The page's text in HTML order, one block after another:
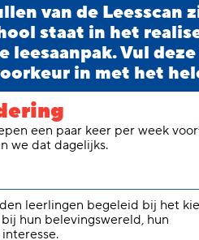
van de Leesscan
staat in het
leesaanpak. Vul deze
in met het
een paar keer per week voor
we dat dagelijks.
leerlingen begeleid bij het
hun belevingswereld, hun